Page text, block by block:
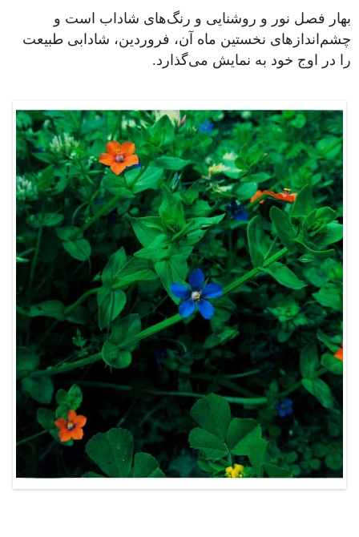
بهار فصل نور و روشنایی و رنگ‌های شاداب است و
چشم‌اندازهای نخستین ماه آن، فروردین، شادابی طبیعت
را در اوج خود به نمایش می‌گذارد.